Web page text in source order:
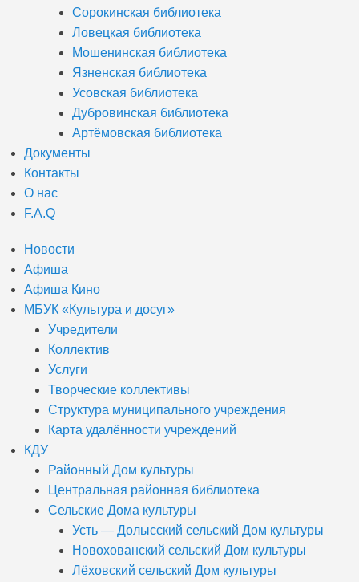
Сорокинская библиотека
Ловецкая библиотека
Мошенинская библиотека
Язненская библиотека
Усовская библиотека
Дубровинская библиотека
Артёмовская библиотека
Документы
Контакты
О нас
F.A.Q
Новости
Афиша
Афиша Кино
МБУК «Культура и досуг»
Учредители
Коллектив
Услуги
Творческие коллективы
Структура муниципального учреждения
Карта удалённости учреждений
КДУ
Районный Дом культуры
Центральная районная библиотека
Сельские Дома культуры
Усть — Долысский сельский Дом культуры
Новохованский сельский Дом культуры
Лёховский сельский Дом культуры